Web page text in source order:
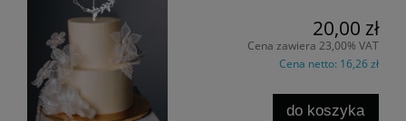
20,00 zł
Cena zawiera 23,00% VAT
Cena netto: 16,26 zł
do koszyka